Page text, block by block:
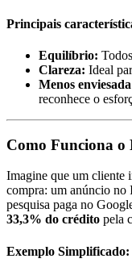
Principais
Equilíbrio:
Clareza: Ideal
Menos
reconhece o
Como Funciona
Imagine que um cliente
compra: um anúncio no
pesquisa paga no
33,3% do crédito pela
Exemplo Simplificado: